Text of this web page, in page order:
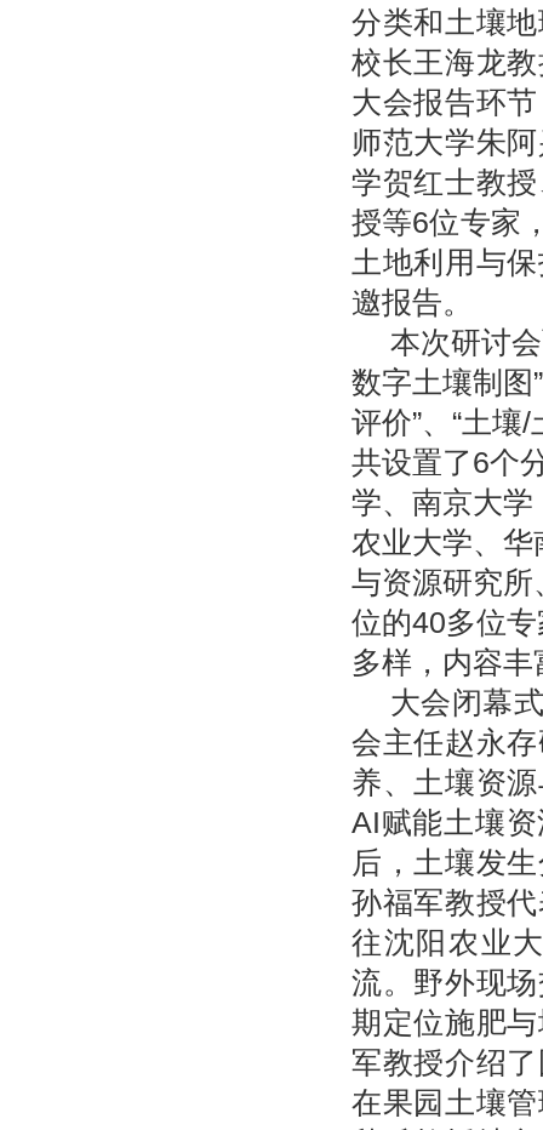
分类和土壤
校长王海龙
大会报告环
师范大学朱
学贺红士教授
授等6位专家
土地利用与
邀报告。
本次研讨
数字土壤制图”
评价”、 “土壤/
共设置了6个
学、南京大学
农业大学、
与资源研究
位的40多位
多样， 内容丰
大会闭幕
会主任赵永
养、土壤资
AI赋能土壤
后，土壤发
孙福军教授
往沈阳农业
流。野外现
期定位施肥
军教授介绍
在果园土壤